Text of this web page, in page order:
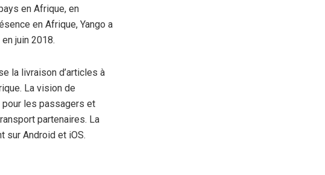
en Afrique, en
en Afrique, Yango a
juin 2018.
la livraison d’articles à
La vision de
pour les passagers et
partenaires. La
sur Android et iOS.